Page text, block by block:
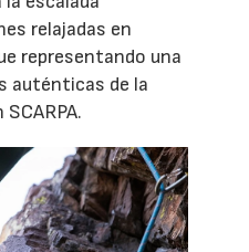
relajadas en
representando una
auténticas de la